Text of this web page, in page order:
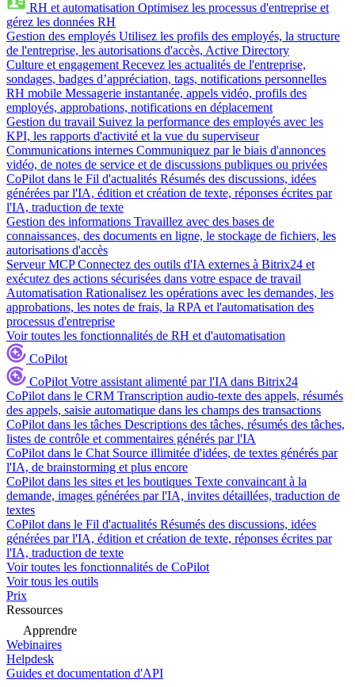
RH et automatisation Optimisez les processus d'entreprise et
gérez les données RH
Gestion des employés Utilisez les profils des employés, la structure
de l'entreprise, les autorisations d'accès, Active Directory
Culture et engagement Recevez les actualités de l'entreprise,
sondages, badges d’appréciation, tags, notifications personnelles
RH mobile Messagerie instantanée, appels vidéo, profils des
employés, approbations, notifications en déplacement
Gestion du travail Suivez la performance des employés avec les
KPI, les rapports d'activité et la vue du superviseur
Communications internes Communiquez par le biais d'annonces
vidéo, de notes de service et de discussions publiques ou privées
CoPilot dans le Fil d'actualités Résumés des discussions, idées
générées par l'IA, édition et création de texte, réponses écrites par
l'IA, traduction de texte
Gestion des informations Travaillez avec des bases de
connaissances, des documents en ligne, le stockage de fichiers, les
autorisations d'accès
Serveur MCP Connectez des outils d'IA externes à Bitrix24 et
exécutez des actions sécurisées dans votre espace de travail
Automatisation Rationalisez les opérations avec les demandes, les
approbations, les notes de frais, la RPA et l'automatisation des
processus d'entreprise
Voir toutes les fonctionnalités de RH et d'automatisation
CoPilot
CoPilot Votre assistant alimenté par l'IA dans Bitrix24
CoPilot dans le CRM Transcription audio-texte des appels, résumés
des appels, saisie automatique dans les champs des transactions
CoPilot dans les tâches Descriptions des tâches, résumés des tâches,
listes de contrôle et commentaires générés par l'IA
CoPilot dans le Chat Source illimitée d'idées, de textes générés par
l'IA, de brainstorming et plus encore
CoPilot dans les sites et les boutiques Texte convaincant à la
demande, images générées par l'IA, invites détaillées, traduction de
textes
CoPilot dans le Fil d'actualités Résumés des discussions, idées
générées par l'IA, édition et création de texte, réponses écrites par
l'IA, traduction de texte
Voir toutes les fonctionnalités de CoPilot
Voir tous les outils
Prix
Ressources
Apprendre
Webinaires
Helpdesk
Guides et documentation d'API